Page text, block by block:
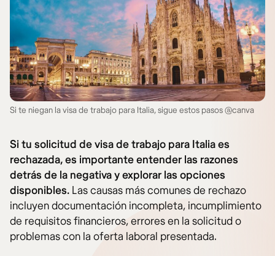
Si te niegan la visa de trabajo para Italia, sigue estos pasos @canva
Si tu solicitud de visa de trabajo para Italia es
rechazada, es importante entender las razones
detrás de la negativa y explorar las opciones
disponibles. Las causas más comunes de rechazo
incluyen documentación incompleta, incumplimiento
de requisitos financieros, errores en la solicitud o
problemas con la oferta laboral presentada.